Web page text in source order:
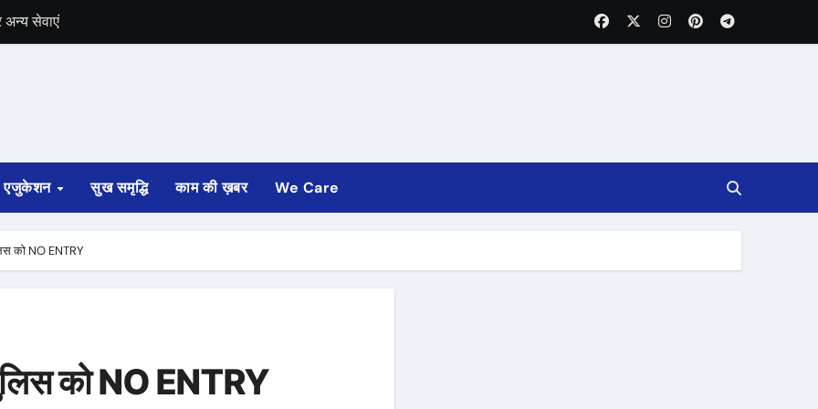
सेवाएं
पटरी से उतरी
रुपए मंजूर किए
एजुकेशन सुख समृद्धि काम की ख़बर We Care
को NO ENTRY
को NO ENTRY